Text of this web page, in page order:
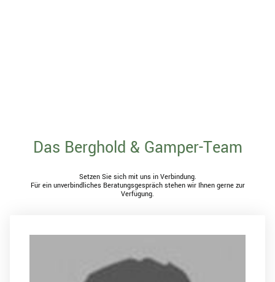
Das Berghold & Gamper-Team
Setzen Sie sich mit uns in Verbindung.
Für ein unverbindliches Beratungsgespräch stehen wir Ihnen gerne zur
Verfügung.